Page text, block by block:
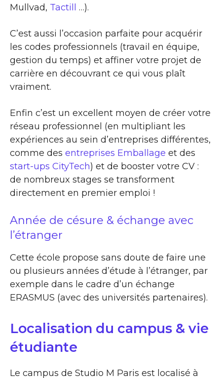
Mullvad, Tactill …).
C’est aussi l’occasion parfaite pour acquérir
les codes professionnels (travail en équipe,
gestion du temps) et affiner votre projet de
carrière en découvrant ce qui vous plaît
vraiment.
Enfin c’est un excellent moyen de créer votre
réseau professionnel (en multipliant les
expériences au sein d’entreprises différentes,
comme des entreprises Emballage et des
start-ups CityTech) et de booster votre CV :
de nombreux stages se transforment
directement en premier emploi !
Année de césure & échange avec
l’étranger
Cette école propose sans doute de faire une
ou plusieurs années d’étude à l’étranger, par
exemple dans le cadre d’un échange
ERASMUS (avec des universités partenaires).
Localisation du campus & vie
étudiante
Le campus de Studio M Paris est localisé à